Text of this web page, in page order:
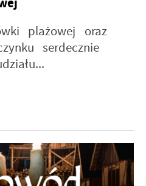
plażowej oraz
serdecznie